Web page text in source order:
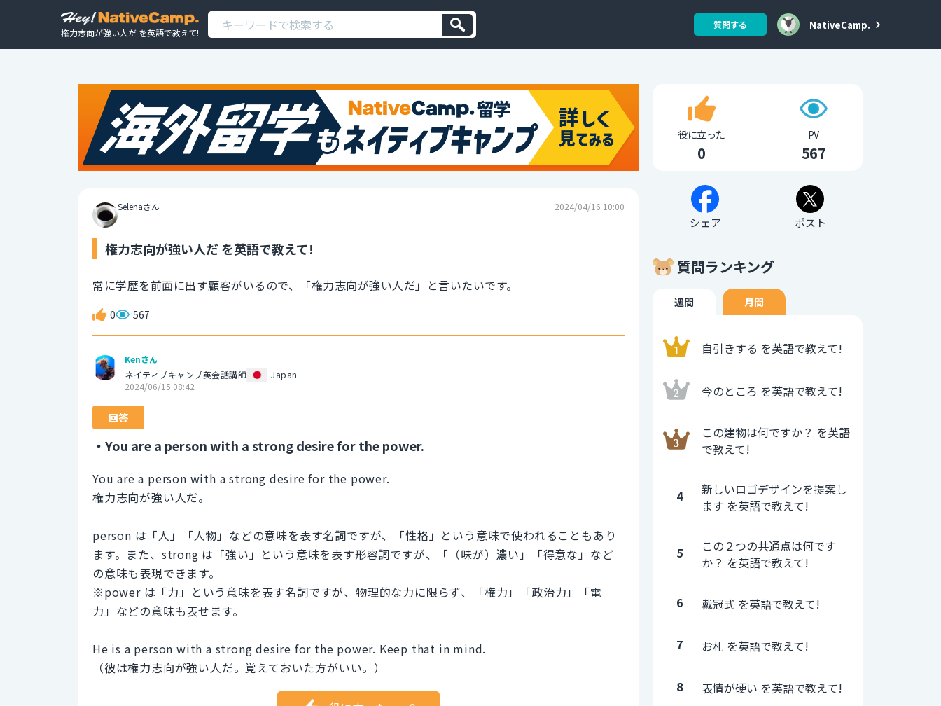
権力志向が強い人だ を英語で教えて!
質問する NativeCamp.
Selenaさん 2024/04/16 10:00
権力志向が強い人だ を英語で教えて!
常に学歴を前面に出す顧客がいるので、「権力志向が強い人だ」と言いたいです。
0 567
Kenさん
ネイティブキャンプ英会話講師
Japan
2024/06/15 08:42
回答
・You are a person with a strong desire for the power.
You are a person with a strong desire for the power.
権力志向が強い人だ。
person は「人」「人物」などの意味を表す名詞ですが、「性格」という意味で使われることもあり
ます。また、strong は「強い」という意味を表す形容詞ですが、「（味が）濃い」「得意な」など
の意味も表現できます。
※power は「力」という意味を表す名詞ですが、物理的な力に限らず、「権力」「政治力」「電
力」などの意味も表せます。
He is a person with a strong desire for the power. Keep that in mind.
（彼は権力志向が強い人だ。覚えておいた方がいい。）
役に立った
0
PV
567
シェア ポスト
質問ランキング
週間 月間
自引きする を英語で教えて!
今のところ を英語で教えて!
この建物は何ですか？ を英語
で教えて!
4
新しいロゴデザインを提案し
ます を英語で教えて!
5
この２つの共通点は何です
か？ を英語で教えて!
6 戴冠式 を英語で教えて!
7 お札 を英語で教えて!
8 表情が硬い を英語で教えて!